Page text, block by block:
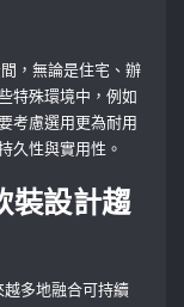
，無論是住宅、辦
特殊環境中，例如
考慮選用更為耐用
久性與實用性。
裝設計趨
越多地融合可持續